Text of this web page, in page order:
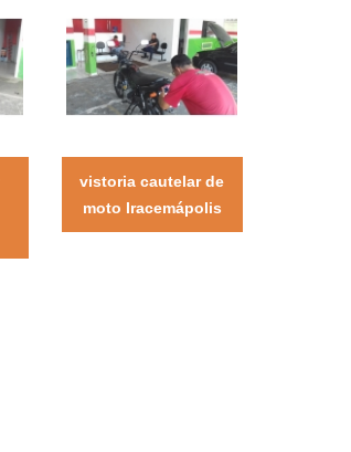
vistoria cautelar de
moto Iracemápolis